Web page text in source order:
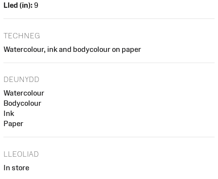
Lled (in): 9
TECHNEG
Watercolour, ink and bodycolour on paper
DEUNYDD
Watercolour
Bodycolour
Ink
Paper
LLEOLIAD
In store